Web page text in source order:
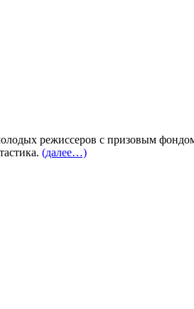
режиссеров с призовым
(далее…)